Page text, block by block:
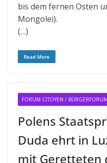
bis dem fernen Osten
Mongolei).
(…)
Read More
FORUM CITOYEN / BÜRGERFORUM
Polens
Duda ehrt in
mit Geretteten